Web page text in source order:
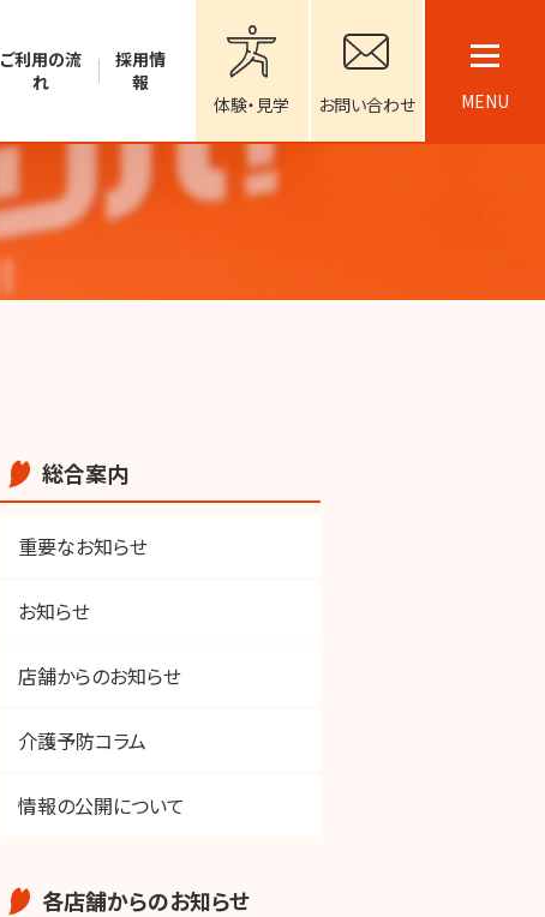
MENU
ご利用の流
れ
採用情
報
体験・見学
お問い合わせ
総合案内
重要なお知らせ
お知らせ
店舗からのお知らせ
介護予防コラム
情報の公開について
各店舗からのお知らせ